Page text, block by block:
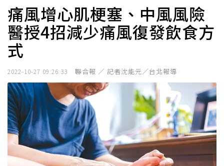
痛風增心肌梗塞、中風風險
醫授4招減少痛風復發飲食方
式
2022-10-27 09:26:33 聯合報 ／ 記者沈能元／台北報導